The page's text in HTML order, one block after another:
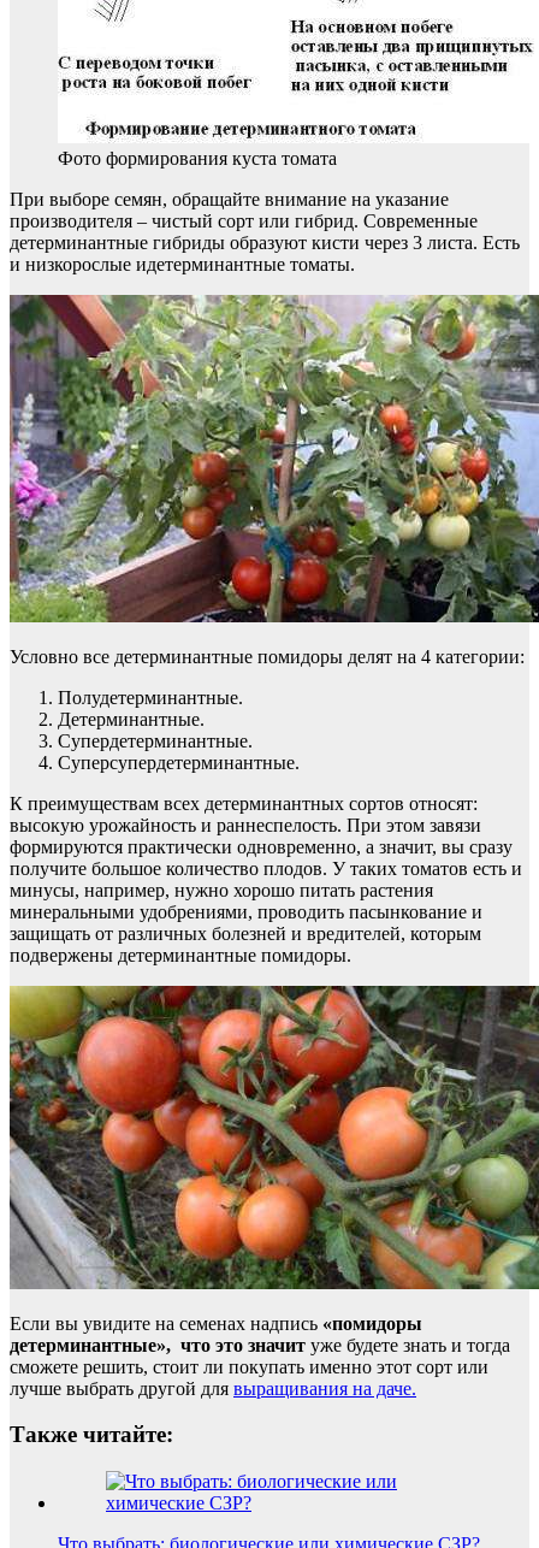
Фото формирования куста томата
При выборе семян, обращайте внимание на указание
производителя – чистый сорт или гибрид. Современные
детерминантные гибриды образуют кисти через 3 листа. Есть
и низкорослые идетерминантные томаты.
Условно все детерминантные помидоры делят на 4 категории:
Полудетерминантные.
Детерминантные.
Супердетерминантные.
Суперсупердетерминантные.
К преимуществам всех детерминантных сортов относят:
высокую урожайность и раннеспелость. При этом завязи
формируются практически одновременно, а значит, вы сразу
получите большое количество плодов. У таких томатов есть и
минусы, например, нужно хорошо питать растения
минеральными удобрениями, проводить пасынкование и
защищать от различных болезней и вредителей, которым
подвержены детерминантные помидоры.
Если вы увидите на семенах надпись «помидоры
детерминантные», что это значит уже будете знать и тогда
сможете решить, стоит ли покупать именно этот сорт или
лучше выбрать другой для выращивания на даче.
Также читайте:
Что выбрать: биологические или химические СЗР?